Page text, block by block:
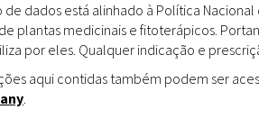
de dados está alinhado à Política
plantas medicinais e fitoterápicos.
por eles. Qualquer indicação e
aqui contidas também podem ser
.